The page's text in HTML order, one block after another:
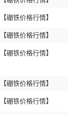
【硼铁价格行情】
【硼铁价格行情】
【硼铁价格行情】
【硼铁价格行情】
【硼铁价格行情】